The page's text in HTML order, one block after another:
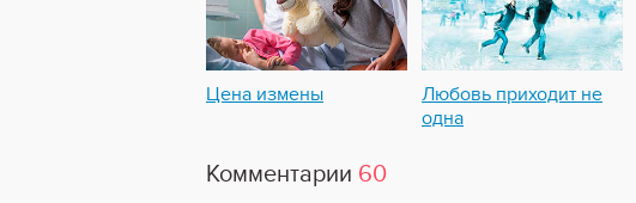
Цена измены
Любовь приходит не
одна
Комментарии 60